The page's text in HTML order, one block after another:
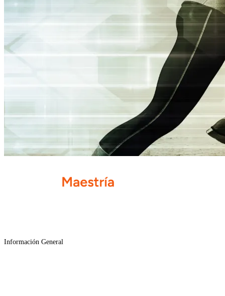
Información General